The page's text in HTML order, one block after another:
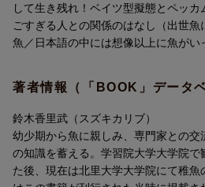
して生き残れ！ベイツ型擬態とペッ
ごすぎる人との関係のはなし（出世
魚／日本語の中には想像以上に魚が
著者情報（「BOOK」データ
鈴木香里武（スズキカリブ）
幼少期から魚に親しみ、専門家との交
の知識を蓄える。学習院大学大学院で
た後、現在は北里大学大学院にて稚魚